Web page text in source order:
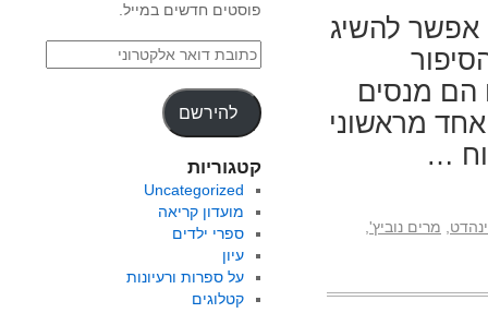
אפשר להשיג
הם מנסים
מראשוני
…
מרים נוביץ'
פוסטים חדשים במייל.
להירשם
קטגוריות
Uncategorized
מועדון קריאה
ספרי ילדים
עיון
על ספרות ורעיונות
קטלוגים